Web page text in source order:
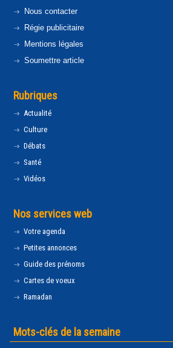
Nous contacter
Régie publicitaire
Mentions légales
Soumettre article
Rubriques
Actualité
Culture
Débats
Santé
Vidéos
Nos services web
Votre agenda
Petites annonces
Guide des prénoms
Cartes de voeux
Ramadan
Mots-clés de la semaine